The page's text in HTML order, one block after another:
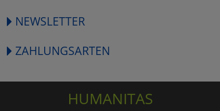
NEWSLETTER
ZAHLUNGSARTEN
HUMANITAS